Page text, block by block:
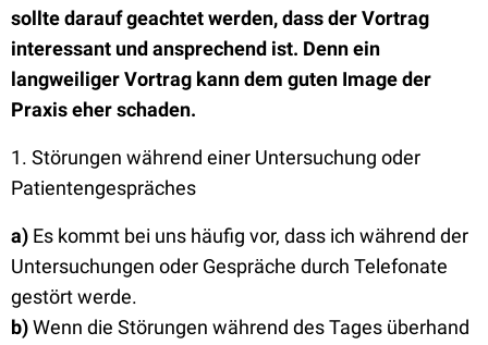
sollte darauf geachtet werden, dass der Vortrag
interessant und ansprechend ist. Denn ein
langweiliger Vortrag kann dem guten Image der
Praxis eher schaden.
1. Störungen während einer Untersuchung oder
Patientengespräches
a) Es kommt bei uns häufig vor, dass ich während der
Untersuchungen oder Gespräche durch Telefonate
gestört werde.
b)Wenn die Störungen während des Tages überhand